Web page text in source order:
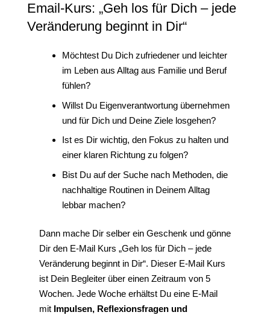
Email-Kurs: „Geh los für Dich – jede
Veränderung beginnt in Dir“
Möchtest Du Dich zufriedener und leichter
im Leben aus Alltag aus Familie und Beruf
fühlen?
Willst Du Eigenverantwortung übernehmen
und für Dich und Deine Ziele losgehen?
Ist es Dir wichtig, den Fokus zu halten und
einer klaren Richtung zu folgen?
Bist Du auf der Suche nach Methoden, die
nachhaltige Routinen in Deinem Alltag
lebbar machen?
Dann mache Dir selber ein Geschenk und gönne
Dir den E-Mail Kurs „Geh los für Dich – jede
Veränderung beginnt in Dir“. Dieser E-Mail Kurs
ist Dein Begleiter über einen Zeitraum von 5
Wochen. Jede Woche erhältst Du eine E-Mail
mit Impulsen, Reflexionsfragen und